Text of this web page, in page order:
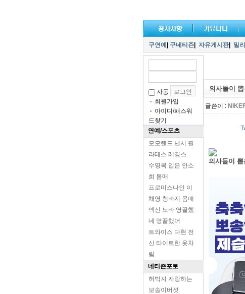
구연예 구네티즌 자유게시판| 밀
자동
회원가입
아이디/패스워
드찾기
연예/스포츠
모모랜드 낸시 필
라테스 레깅스
수영복 입은 안소
희 몸매
프로미스나인 이
채영 청바지 몸매
엑신 노바 영끌했
네 영끌했어
트와이스 다현 전
신 타이트한 옷차
림
네티즌포토
허벅지 자랑하는
보송이버섯
의사들이
글쓴이 :
의사들이